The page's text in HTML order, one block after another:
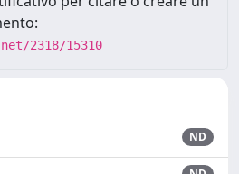
2318/15310
ND